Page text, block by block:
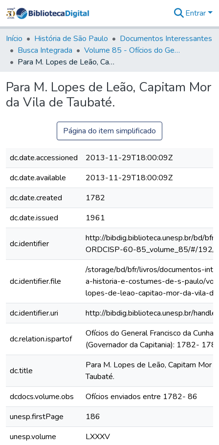
&
Coleções
Tudo na
Biblioteca
Estatísticas
Entrar
Início História de São Paulo
Documentos Interessantes
Busca Integrada
Volume 85 - Ofícios do General Francisco da Cunha Menezes (Governador da Capitania): 1782- 1786
Para M. Lopes de Leão, Capitam Mor da Vila de Taubaté.
Para M. Lopes de Leão, Capitam Mor
da Vila de Taubaté.
Página do item simplificado
dc.date.accessioned
2013-11-29T18:00:09Z
dc.date.available
2013-11-29T18:00:09Z
dc.date.created
1782
dc.date.issued
1961
dc.identifier
http://bibdig.biblioteca.unesp.br/bd/
ORDCISP-60-85_volume_85/#/192/
dc.identifier.file
/storage/bd/bfr/livros/documentos-
a-historia-e-costumes-de-s-paulo/
lopes-de-leao-capitao-mor-da-vila-
dc.identifier.uri
http://bibdig.biblioteca.unesp.br/
dc.relation.ispartof
Ofícios do General Francisco da Cunha
(Governador da Capitania): 1782-
dc.title
Para M. Lopes de Leão, Capitam Mor
Taubaté.
dcdocs.volume.obs
Ofícios enviados entre 1782- 86
unesp.firstPage
186
unesp.volume
LXXXV